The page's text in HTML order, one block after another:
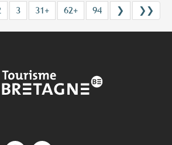
3 31+ 62+ 94 ❯ ❯❯